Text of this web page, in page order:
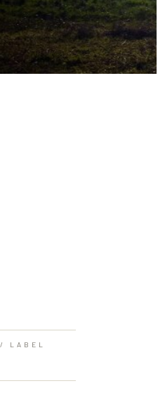
LABEL